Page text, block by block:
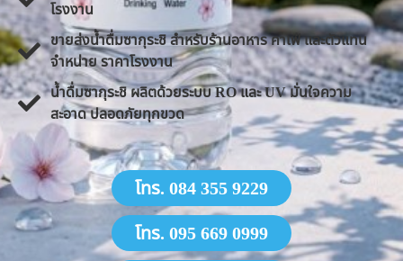
โรงงาน
ขายส่งน้ำดื่มซากุระชิ สำหรับร้านอาหาร คาเฟ่ และตัวแทน
จำหน่าย ราคาโรงงาน
น้ำดื่มซากุระชิ ผลิตด้วยระบบ RO และ UV มั่นใจความ
สะอาด ปลอดภัยทุกขวด
โทร. 084 355 9229
โทร. 095 669 0999